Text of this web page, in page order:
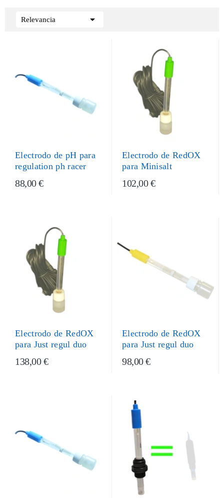
Relevancia 
Electrodo de pH para
regulation ph racer
88,00 €
Electrodo de RedOX
para Minisalt
102,00 €
Electrodo de RedOX
para Just regul duo
138,00 €
Electrodo de RedOX
para Just regul duo
98,00 €